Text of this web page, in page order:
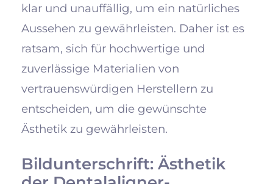
klar und unauffällig, um ein natürliches
Aussehen zu gewährleisten. Daher ist es
ratsam, sich für hochwertige und
zuverlässige Materialien von
vertrauenswürdigen Herstellern zu
entscheiden, um die gewünschte
Ästhetik zu gewährleisten.
Bildunterschrift: Ästhetik